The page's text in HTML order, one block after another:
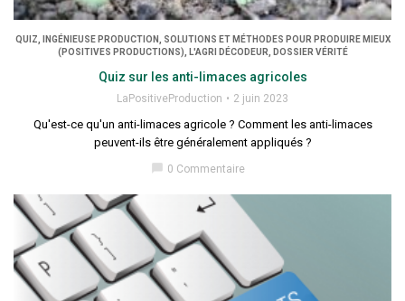
QUIZ, INGÉNIEUSE PRODUCTION, SOLUTIONS ET MÉTHODES POUR PRODUIRE MIEUX
(POSITIVES PRODUCTIONS), L'AGRI DÉCODEUR, DOSSIER VÉRITÉ
Quiz sur les anti-limaces agricoles
LaPositiveProduction 2 juin 2023
Qu'est-ce qu'un anti-limaces agricole ? Comment les anti-limaces
peuvent-ils être généralement appliqués ?
chat_bubble 0 Commentaire